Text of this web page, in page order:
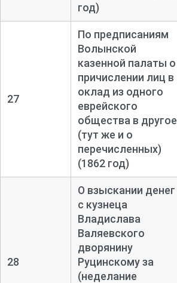
год)
27
По предписаниям
Волынской
казенной палаты о
причислении лиц в
оклад из одного
еврейского
общества в другое
(тут же и о
перечисленных)
(1862 год)
28
О взыскании денег
с кузнеца
Владислава
Валяевского
дворянину
Руцинскому за
(неделание